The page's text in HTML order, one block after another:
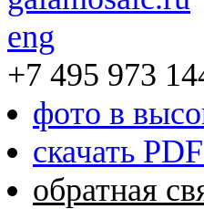
eng
+7 495 973
фото в
скачать
обратная